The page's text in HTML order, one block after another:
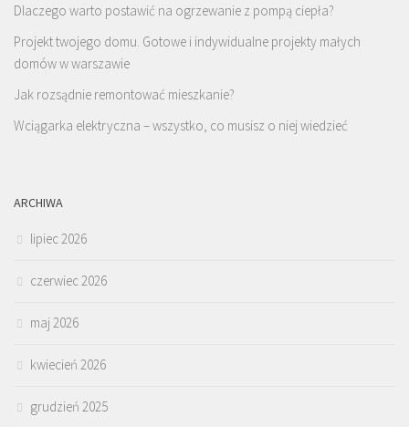
Dlaczego warto postawić na ogrzewanie z pompą ciepła?
Projekt twojego domu. Gotowe i indywidualne projekty małych
domów w warszawie
Jak rozsądnie remontować mieszkanie?
Wciągarka elektryczna – wszystko, co musisz o niej wiedzieć
ARCHIWA
lipiec 2026
czerwiec 2026
maj 2026
kwiecień 2026
grudzień 2025